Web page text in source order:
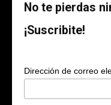
No te pierdas
¡Suscribite!
Dirección de correo